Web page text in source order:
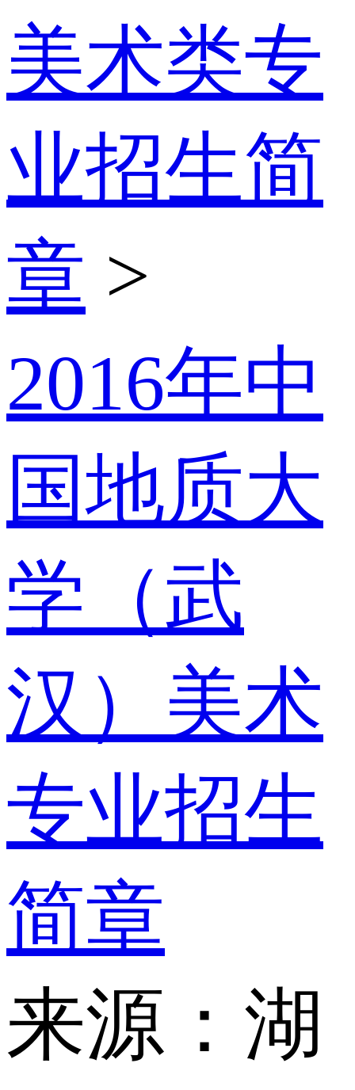
美术类专
业招生简
章 >
2016年中
国地质大
学（武
汉）美术
专业招生
简章
来源：湖